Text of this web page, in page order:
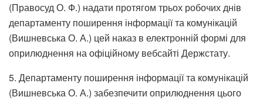
(Правосуд О. Ф.) надати протягом трьох робочих днів
департаменту поширення інформації та комунікацій
(Вишневська О. А.) цей наказ в електронній формі для
оприлюднення на офіційному вебсайті Держстату.
5. Департаменту поширення інформації та комунікацій
(Вишневська О. А.) забезпечити оприлюднення цього